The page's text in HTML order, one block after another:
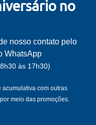
no
nosso contato pelo
WhatsApp
às 17h30)
acumulativa com outras
meio das promoções.